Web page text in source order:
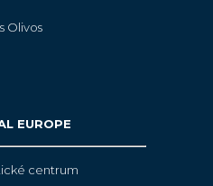
Olivos
EUROPE
centrum